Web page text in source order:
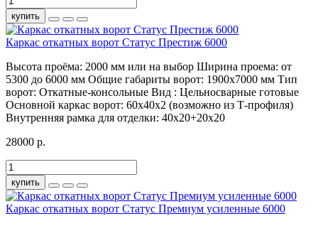
купить
Каркас откатных ворот Статус Престиж 6000
Высота проёма: 2000 мм или на выбор Ширина проема: от
5300 до 6000 мм Общие габариты ворот: 1900х7000 мм Тип
ворот: Откатные-консольные Вид : Цельносварные готовые
Основной каркас ворот: 60х40х2 (возможно из Т-профиля)
Внутренняя рамка для отделки: 40х20+20х20
28000 р.
купить
Каркас откатных ворот Статус Премиум усиленные 6000